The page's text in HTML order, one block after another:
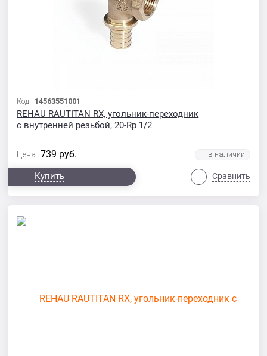
Код: 14563551001
REHAU RAUTITAN RX, угольник-переходник
с внутренней резьбой, 20-Rp 1/2
Цена: 739 руб.
Купить Сравнить